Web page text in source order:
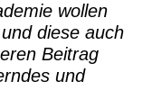
wollen
diese auch
Beitrag
und